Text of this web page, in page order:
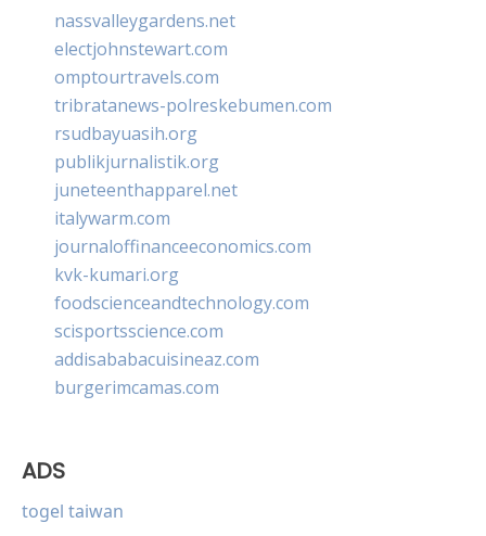
nassvalleygardens.net
electjohnstewart.com
omptourtravels.com
tribratanews-polreskebumen.com
rsudbayuasih.org
publikjurnalistik.org
juneteenthapparel.net
italywarm.com
journaloffinanceeconomics.com
kvk-kumari.org
foodscienceandtechnology.com
scisportsscience.com
addisababacuisineaz.com
burgerimcamas.com
ADS
togel taiwan